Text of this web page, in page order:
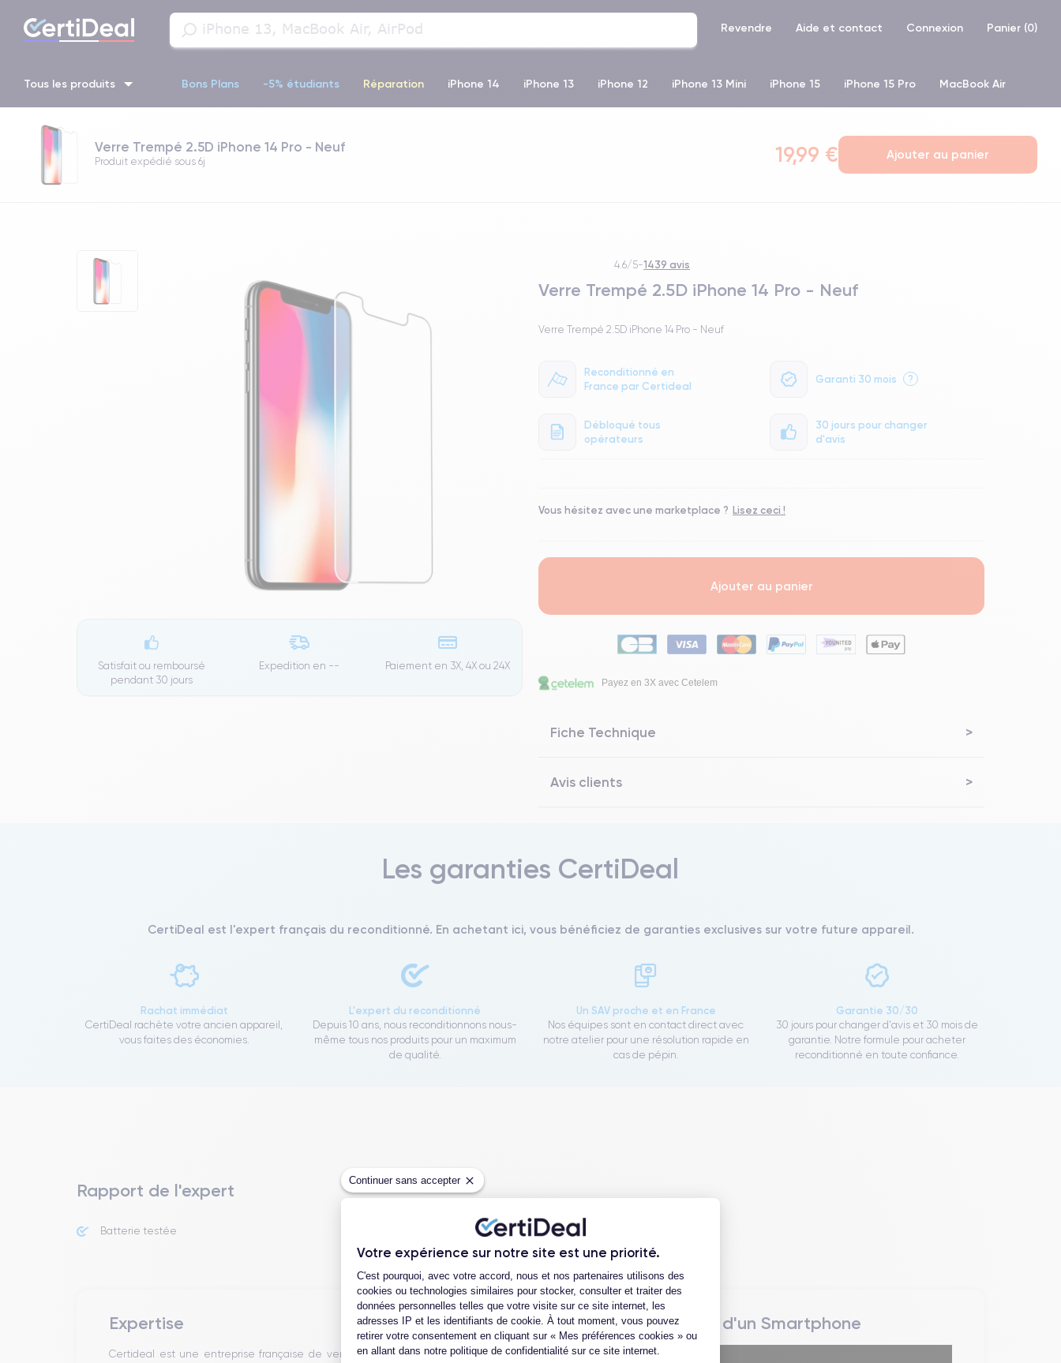
Continuer sans accepter
Votre expérience sur notre site est une priorité.
Plateforme de Gestion du Consentement : Personnalisez vos Options
C'est pourquoi, avec votre accord, nous et nos partenaires utilisons des
cookies ou technologies similaires pour stocker, consulter et traiter des
données personnelles telles que votre visite sur ce site internet, les
adresses IP et les identifiants de cookie. À tout moment, vous pouvez
retirer votre consentement en cliquant sur « Mes préférences cookies » ou
en allant dans notre politique de confidentialité sur ce site internet.
Revendre Aide et contact Connexion Panier (0)
Tous les produits Bons Plans -5% étudiants Réparation iPhone 14 iPhone 13 iPhone 12 iPhone 13 Mini iPhone 15 iPhone 15 Pro MacBook Air
iPhone 16
iPhone 11 Pro
Verre Trempé 2.5D iPhone 14 Pro - Neuf
Produit expédié sous 6j 19,99 € Ajouter au panier
Satisfait ou remboursé
pendant 30 jours
Expedition en -- Paiement en 3X, 4X ou 24X
4.6/5-1439 avis
Verre Trempé 2.5D iPhone 14 Pro - Neuf
Verre Trempé 2.5D iPhone 14 Pro - Neuf
Reconditionné en
France par Certideal
Garanti 30 mois ?
Débloqué tous
opérateurs
30 jours pour changer
d'avis
Vous hésitez avec une marketplace ? Lisez ceci !
Ajouter au panier
Payez en 3X avec Cetelem
Fiche Technique
Avis clients
Les garanties CertiDeal
CertiDeal est l'expert français du reconditionné. En achetant ici, vous bénéficiez de garanties exclusives sur votre future appareil.
Rachat immédiat
CertiDeal rachète votre ancien appareil,
vous faites des économies.
L'expert du reconditionné
Depuis 10 ans, nous reconditionnons nous-
même tous nos produits pour un maximum
de qualité.
Un SAV proche et en France
Nos équipes sont en contact direct avec
notre atelier pour une résolution rapide en
cas de pépin.
Garantie 30/30
30 jours pour changer d'avis et 30 mois de
garantie. Notre formule pour acheter
reconditionné en toute confiance.
Rapport de l'expert
Batterie testée
Expertise
Certideal est une entreprise française de vente et de reconditionnement de téléphones
Parcours d'un Smartphone